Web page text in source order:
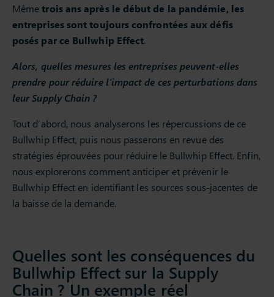
Mêmetrois ans après le début de la pandémie, les
entreprises sont toujours confrontées aux défis
posés par ce Bullwhip Effect.
Alors, quelles mesures les entreprises peuvent-elles
prendre pour réduire l’impact de ces perturbations dans
leur Supply Chain ?
Tout d’abord, nous analyserons les répercussions de ce
Bullwhip Effect, puis nous passerons en revue des
stratégies éprouvées pour réduire le Bullwhip Effect. Enfin,
nous explorerons comment anticiper et prévenir le
Bullwhip Effect en identifiant les sources sous-jacentes de
la baisse de la demande.
Quelles sont les conséquences du
Bullwhip Effect sur la Supply
Chain ? Un exemple réel